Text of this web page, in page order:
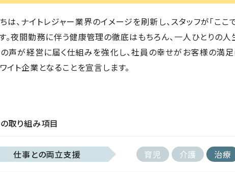
は、ナイトレジャー業界のイメージを刷新し、スタッフが「こ
。夜間勤務に伴う健康管理の徹底はもちろん、一人ひとりの
声が経営に届く仕組みを強化し、社員の幸せがお客様の満足
イト企業となることを宣言します。
取り組み項目
仕事との両立支援 育児 介護 治療